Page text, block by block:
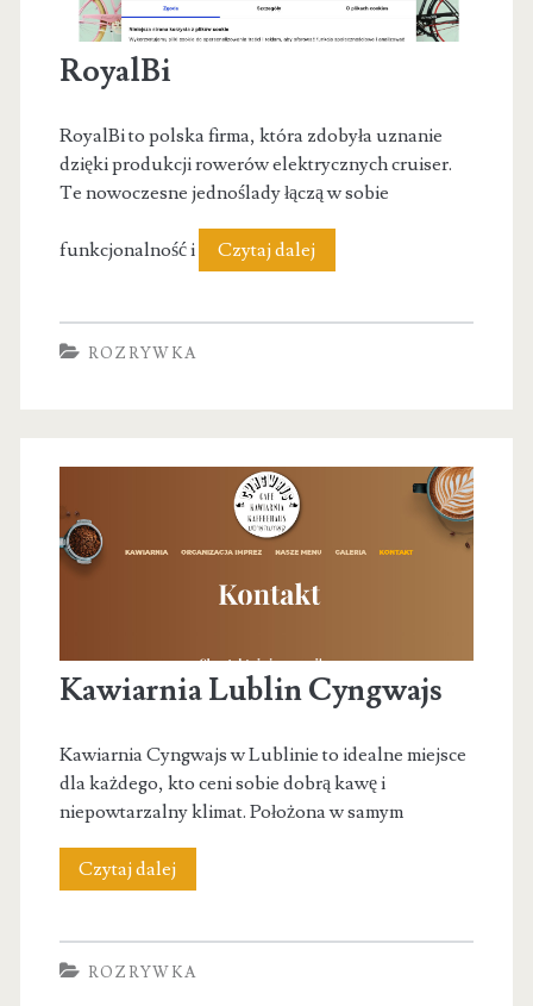
RoyalBi
RoyalBi to polska firma, która zdobyła uznanie
dzięki produkcji rowerów elektrycznych cruiser.
Te nowoczesne jednoślady łączą w sobie
funkcjonalność i Czytaj dalejRoyalBi
ROZRYWKA
Kawiarnia Lublin Cyngwajs
Kawiarnia Cyngwajs w Lublinie to idealne miejsce
dla każdego, kto ceni sobie dobrą kawę i
niepowtarzalny klimat. Położona w samym
Czytaj dalejKawiarnia
ROZRYWKA